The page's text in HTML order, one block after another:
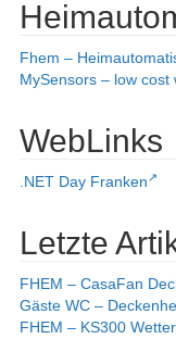
Fhem –
MySensors – low cost
WebLinks
.NET Day Franken
Letzte
FHEM – CasaFan
Gäste WC –
FHEM – KS300